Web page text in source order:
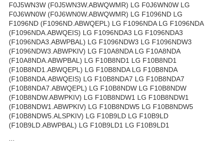
F0J5WN3W (F0J5WN3W.ABWQWMR) LG F0J6WN0W LG
F0J6WN0W (F0J6WN0W.ABWQWMR) LG F1096ND LG
F1096ND (F1096ND.ABWQEPL) LG F1096NDA LG F1096NDA
(F1096NDA.ABWQEIS) LG F1096NDA3 LG F1096NDA3
(F1096NDA3.ABWPBAL) LG F1096NDW3 LG F1096NDW3
(F1096NDW3.ABWPKIV) LG F10A8NDA LG F10A8NDA
(F10A8NDA.ABWPBAL) LG F10B8ND1 LG F10B8ND1
(F10B8ND1.ABWQEPL) LG F10B8NDA LG F10B8NDA
(F10B8NDA.ABWQEIS) LG F10B8NDA7 LG F10B8NDA7
(F10B8NDA7.ABWQEPL) LG F10B8NDW LG F10B8NDW
(F10B8NDW.ABWPKIV) LG F10B8NDW1 LG F10B8NDW1
(F10B8NDW1.ABWPKIV) LG F10B8NDW5 LG F10B8NDW5
(F10B8NDW5.ALSPKIV) LG F10B9LD LG F10B9LD
(F10B9LD.ABWPBAL) LG F10B9LD1 LG F10B9LD1